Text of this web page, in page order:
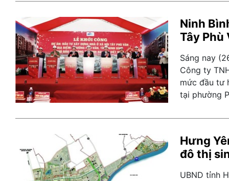
Ninh
Tây Phù
Sáng nay
Công ty
mức đầu tư
tại phường
Hưng
đô thị
UBND tỉnh